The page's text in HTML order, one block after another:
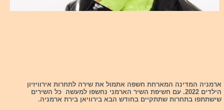
ארמניה המדינה המארחת חשפה אתמול את שירה לתחרות אירוויזיון
הילדים 2022. עם חשיפת השיר הארמני נחשפו למעשה כל השירים
שישתתפו בתחרות שתתקיים בחודש הבא בירוויאן בירת ארמניה.